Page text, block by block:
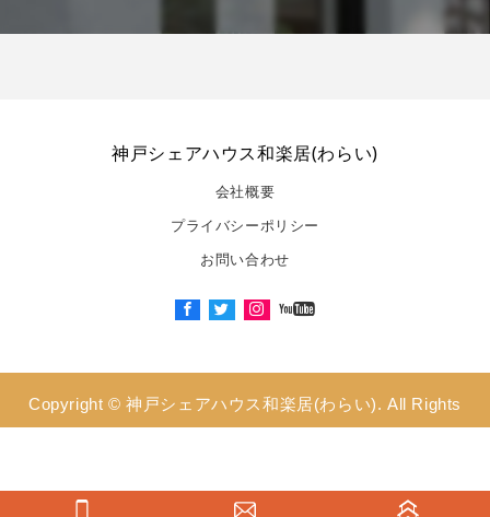
神戸シェアハウス和楽居(わらい)
会社概要
プライバシーポリシー
お問い合わせ
Copyright © 神戸シェアハウス和楽居(わらい). All Rights